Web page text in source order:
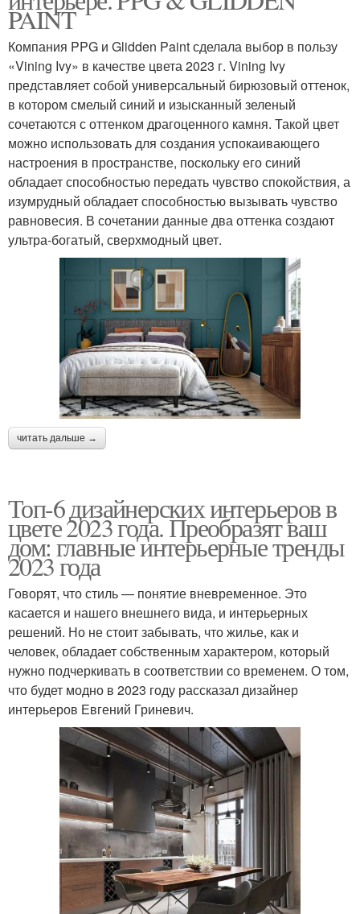
PAINT
Компания PPG и Glidden Paint сделала выбор в пользу
«Vining Ivy» в качестве цвета 2023 г. Vining Ivy
представляет собой универсальный бирюзовый оттенок,
в котором смелый синий и изысканный зеленый
сочетаются с оттенком драгоценного камня. Такой цвет
можно использовать для создания успокаивающего
настроения в пространстве, поскольку его синий
обладает способностью передать чувство спокойствия, а
изумрудный обладает способностью вызывать чувство
равновесия. В сочетании данные два оттенка создают
ультра-богатый, сверхмодный цвет.
читать дальше →
Топ-6 дизайнерских интерьеров в
цвете 2023 года. Преобразят ваш
дом: главные интерьерные тренды
2023 года
Говорят, что стиль — понятие вневременное. Это
касается и нашего внешнего вида, и интерьерных
решений. Но не стоит забывать, что жилье, как и
человек, обладает собственным характером, который
нужно подчеркивать в соответствии со временем. О том,
что будет модно в 2023 году рассказал дизайнер
интерьеров Евгений Гриневич.